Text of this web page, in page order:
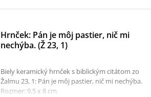
pravidelnom umývaní.Perfektný darček na
– z lásky.Vlastnosti:materiál: keramikarozmer:
9,5 × 8 cmvhodný na teplé aj studené nápoje
Hrnček: Pán je môj pastier, nič mi
nechýba. (Ž 23, 1)
Biely keramický hrnček s biblickým citátom zo
Žalmu 23, 1: Pán je môj pastier, nič mi nechýba.
Rozmer: 9,5 x 8 cm.